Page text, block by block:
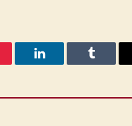
LinkedIn Tumblr